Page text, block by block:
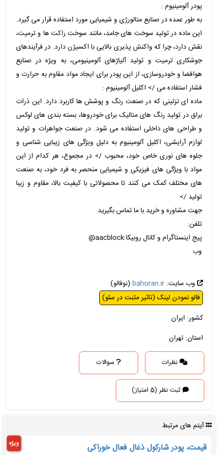
پودر آلومینیوم :
به طور عمده در صنایع متالورژی و شیمیایی مورد استفاده قرار می گیرد.
این ماده در تولید سوخت های جامد، مانند سوخت راکت ها و ترمیت،
نقش دارد، چرا که واکنش پذیری بالایی با اکسیژن دارد. در فرآیندهای
جوشکاری ترمیت و تولید آلیاژهای آلومینیومی، به ویژه در صنایع
هوافضا و خودروسازی، از این پودر برای ایجاد مواد مقاوم به حرارت و
فشار استفاده می /> اکلیل آلومینیوم :
ماده ای تزئینی که در صنعت رنگ و پوشش ها کاربرد دارد. این ذرات
براق در تولید رنگ های متالیک برای خودروها، بسته بندی های لوکس
و طراحی های داخلی استفاده می شود. در صنعت جواهرات و تولید
لوازم آرایشی، اکلیل آلومینیوم به دلیل ویژگی های زیبایی شناسی و
جلوه های نوری خاص خود، محبوب /> در مجموع، هر کدام از این
مواد با ویژگی های فیزیکی و شیمیایی منحصر به فرد خود، به صنعت
های مختلف کمک می کنند تا محصولاتی با کیفیت بالا، مقاوم و زیبا
تولید />
جهت مشاوره و خرید با ما تماس بگیرید
تلفن:
پیج اینستاگرام و کانال روبیکا:aacblock@
وب
وب سایت:bahoran.ir (نوفالو)
فالو نمودن لینک (تاثیر مثبت در سئو)
کشور: ایران
استان: تهران
نظرات سوالات
ثبت نظر (5 امتیاز)
آیتم های مرتبط
قیمت، پودر شارکول ذغال فعال خوراکی ویژه